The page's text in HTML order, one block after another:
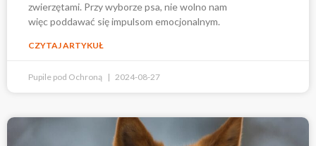
zwierzętami. Przy wyborze psa, nie wolno nam
więc poddawać się impulsom emocjonalnym.
CZYTAJ ARTYKUŁ
Pupile pod Ochroną 2024-08-27